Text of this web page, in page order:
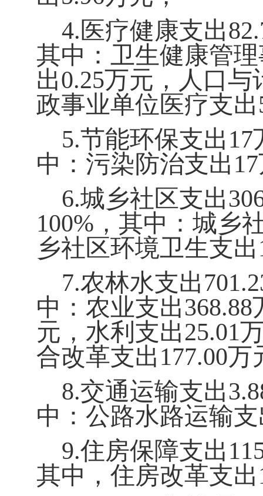
4.医疗健康支出
其中：卫生健康管
出0.25万元，人口与
政事业单位医疗支出
5.节能环保支出17
中：污染防治支出17
6.城乡社区支出
100% ，其中：城乡
乡社区环境卫生支出
7.农林水支出
中：农业支出368.88
元，水利支出25.01
合改革支出177.00万
8.交通运输支出
中：公路水路运输
9.住房保障支出
其中，住房改革支出